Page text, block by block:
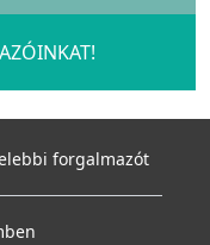
is mosható fedeles
és gyors telepítés,
forgalmazót